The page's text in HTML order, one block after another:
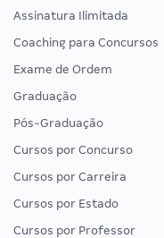
Assinatura Ilimitada
Coaching para Concursos
Exame de Ordem
Graduação
Pós-Graduação
Cursos por Concurso
Cursos por Carreira
Cursos por Estado
Cursos por Professor